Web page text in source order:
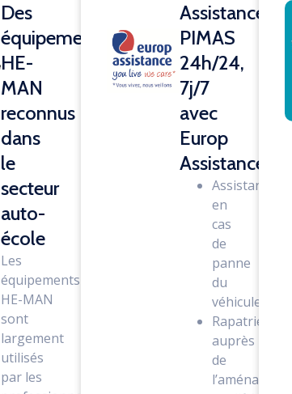
Des
équipements
HE-
MAN
reconnus
dans
le
secteur
auto-
école​
Les
équipements
HE-MAN
sont
largement
utilisés
par les
Assistance
PIMAS
24h/24,
7j/7
avec
Europ
Assistance
Assistance
en
cas
de
panne
du
véhicule
Rapatriement
auprès
de
l’aménageur